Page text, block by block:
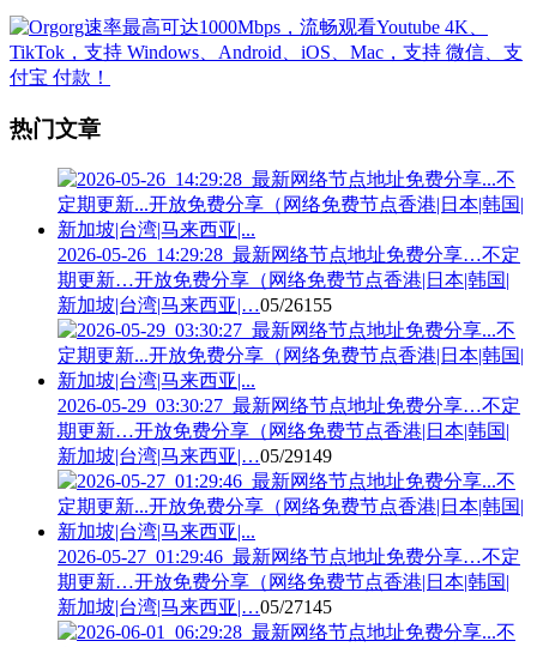
热门文章
2026-05-26_14:29:28_最新网络节点地址免费分享…不定
期更新…开放免费分享（网络免费节点香港|日本|韩国|
新加坡|台湾|马来西亚|…05/26155
2026-05-29_03:30:27_最新网络节点地址免费分享…不定
期更新…开放免费分享（网络免费节点香港|日本|韩国|
新加坡|台湾|马来西亚|…05/29149
2026-05-27_01:29:46_最新网络节点地址免费分享…不定
期更新…开放免费分享（网络免费节点香港|日本|韩国|
新加坡|台湾|马来西亚|…05/27145